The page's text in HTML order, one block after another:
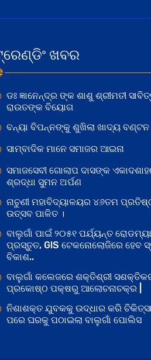
ଖବର
ଡଃ ଜ୍ଞାନେନ୍ଦ୍ର ଙ୍କ ଶାଶୁ ଶ୍ରୀମତୀ
ରାଉତଙ୍କ ବିୟୋଗ
ବନ୍ୟା ବିପନ୍ନଙ୍କୁ ଶୁଖିଲା ଖାଦ୍ୟ ବଣ୍ଟନ
ସାମ୍ବାଦିକ ମାନେ ସମାଜର ଆଇନା
ସମାଜସେବୀ ଗୋଲାପ ଦାସଙ୍କ
ଶ୍ରଦ୍ଧା ସୁମନ ଅର୍ପଣ
ନାଚୁଣୀ ମହାବିଦ୍ୟାଳୟର ୪୬ତମ
ଉତ୍ସବ ପାଳିତ ।
ବାଲୁଗାଁ ପାଇଁ ୨୦୫୧ ପର୍ଯ୍ୟନ୍ତ
ପ୍ରସ୍ତୁତ, GIS ଟେକନୋଲୋଜିରେ ହେବ
ବିକାଶ..
ବାଲୁଗାଁ କଲେଜରେ ଶକ୍ତିଶ୍ରୀ
ପ୍ରକୋଷ୍ଠ ପକ୍ଷରୁ ଆଲୋଚନାଚକ୍ର |
ନିଶାଶକ୍ତ ଯୁବକକୁ ଉଦ୍ଧାର କରି
ପରେ ଘରକୁ ପଠାଇଲା ବାଲୁଗାଁ ପୋଲିସ